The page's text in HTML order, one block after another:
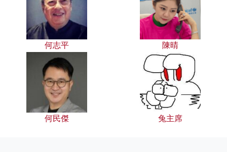
何志平 陳晴
何民傑 兔主席